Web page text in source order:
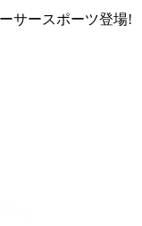
サースポーツ登場!